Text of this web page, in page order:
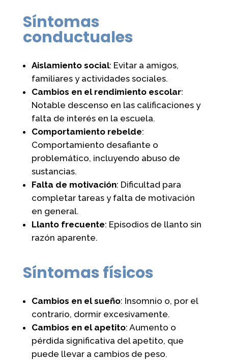
Síntomas
conductuales
Aislamiento social: Evitar a amigos,
familiares y actividades sociales.
Cambios en el rendimiento escolar:
Notable descenso en las calificaciones y
falta de interés en la escuela.
Comportamiento rebelde:
Comportamiento desafiante o
problemático, incluyendo abuso de
sustancias.
Falta de motivación: Dificultad para
completar tareas y falta de motivación
en general.
Llanto frecuente: Episodios de llanto sin
razón aparente.
Síntomas físicos
Cambios en el sueño: Insomnio o, por el
contrario, dormir excesivamente.
Cambios en el apetito: Aumento o
pérdida significativa del apetito, que
puede llevar a cambios de peso.